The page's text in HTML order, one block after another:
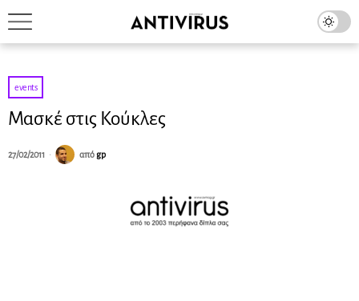
events
Μασκέ στις Κούκλες
27/02/2011 απόgp